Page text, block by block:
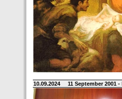
10.09.2024 11 September 2001